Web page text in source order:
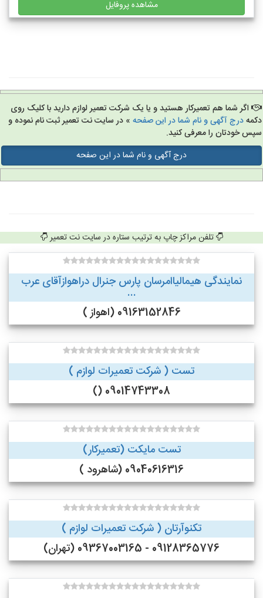
مشاهده پروفایل
اگر شما هم تعمیرکار هستید و یا یک شرکت تعمیر لوازم دارید با کلیک روی
درج آگهی و نام شما در این صفحه» در سایت نت تعمیر ثبت نام نموده و
خودتان را معرفی کنید.
درج آگهی و نام شما در این صفحه
تلفن مراکز چاپ به ترتیب ستاره در سایت نت تعمیر
نمایندگی هیمالیاامرسان پارس جنرال دراهوازآقای عرب
...
09163152846 (اهواز )
تست ( شرکت تعمیرات لوازم )
09014743308 ()
تست مایکت (تعمیرکار)
09040616316 (شاهرود )
تکنوآرتان ( شرکت تعمیرات لوازم )
09128365776 - 09367003165 (تهران)